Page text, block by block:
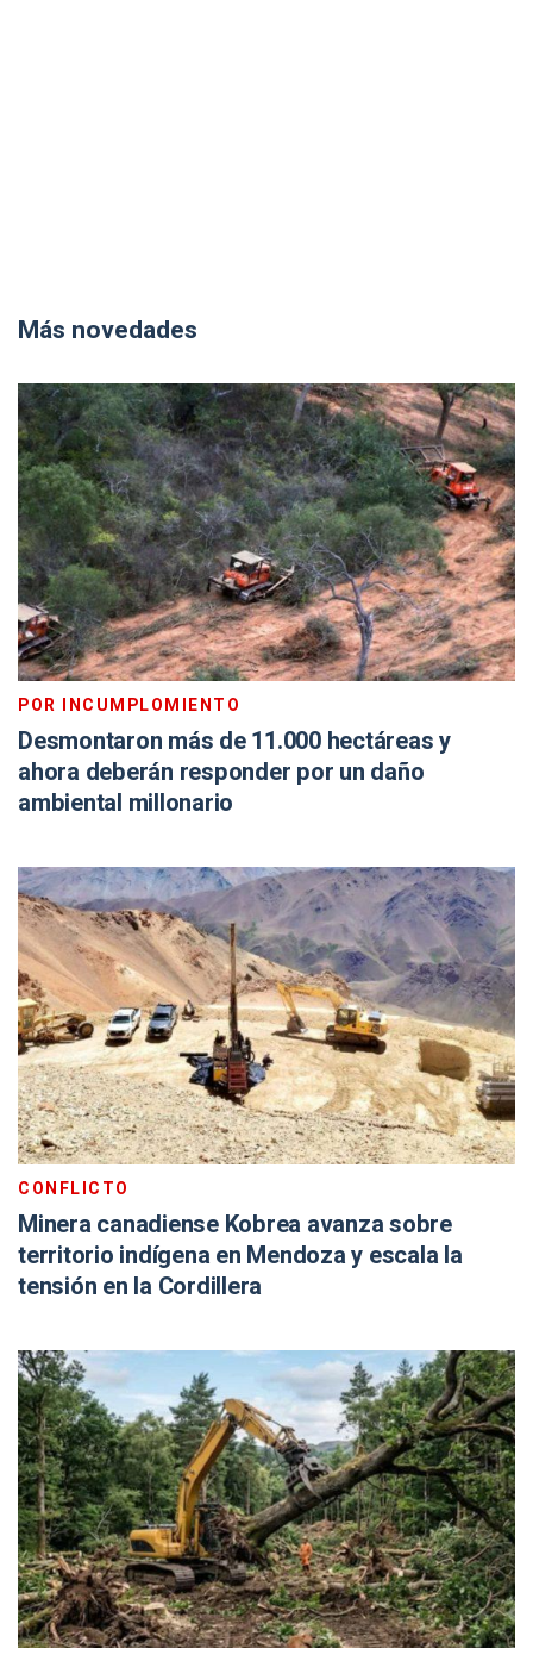
Más novedades
POR INCUMPLOMIENTO
Desmontaron más de 11.000 hectáreas y
ahora deberán responder por un daño
ambiental millonario
CONFLICTO
Minera canadiense Kobrea avanza sobre
territorio indígena en Mendoza y escala la
tensión en la Cordillera